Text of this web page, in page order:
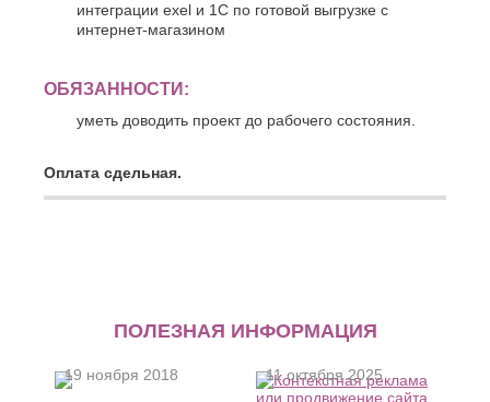
интеграции exel и 1С по готовой выгрузке с
интернет-магазином
ОБЯЗАННОСТИ:
уметь доводить проект до рабочего состояния.
Оплата сдельная.
ПОЛЕЗНАЯ ИНФОРМАЦИЯ
19 ноября 2018 11 октября 2025